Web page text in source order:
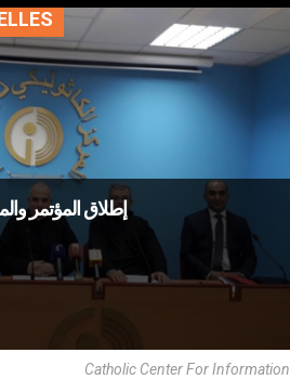
إطلاق المؤتمر
Catholic Center For Information